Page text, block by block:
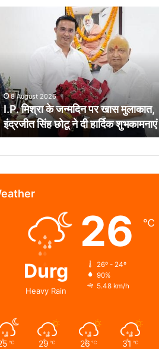
छोटू
8 August 2026
I.P. मिश्रा के जन्मदिन पर खास मुलाकात,
इंद्रजीत सिंह छोटू ने दी हार्दिक शुभकामनाएं
Durg
Heavy Rain
26 ℃
26º - 24º
90%
5.48 km/h
℃ 29 ℃ 26 ℃ 31 ℃